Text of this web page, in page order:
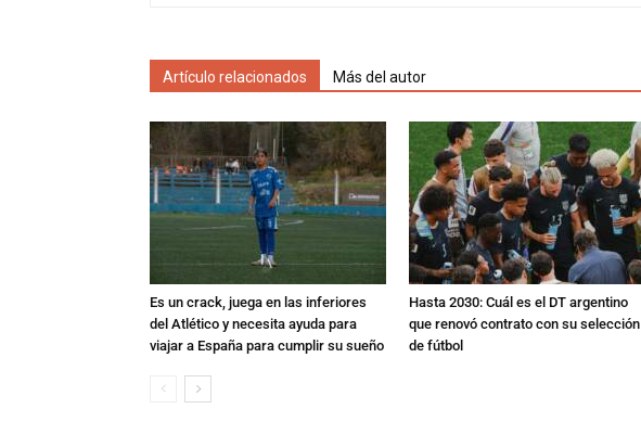
Artículo relacionados Más del autor
Es un crack, juega en las inferiores
del Atlético y necesita ayuda para
viajar a España para cumplir su sueño
Hasta 2030: Cuál es el DT argentino
que renovó contrato con su selección
de fútbol